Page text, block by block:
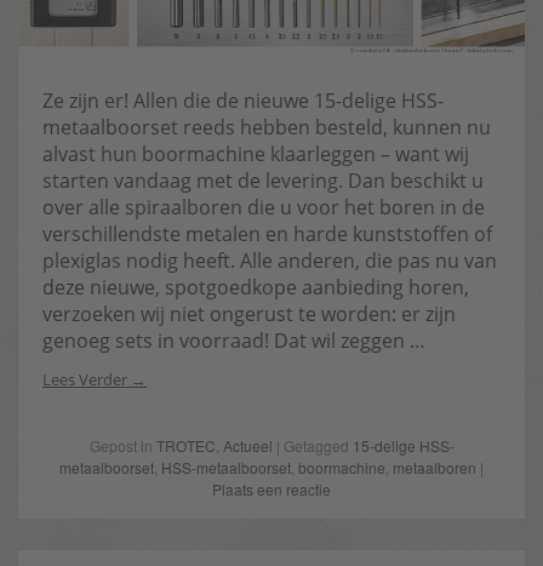
Ze zijn er! Allen die de nieuwe 15-delige HSS-
metaalboorset reeds hebben besteld, kunnen nu
alvast hun boormachine klaarleggen – want wij
starten vandaag met de levering. Dan beschikt u
over alle spiraalboren die u voor het boren in de
verschillendste metalen en harde kunststoffen of
plexiglas nodig heeft. Alle anderen, die pas nu van
deze nieuwe, spotgoedkope aanbieding horen,
verzoeken wij niet ongerust te worden: er zijn
genoeg sets in voorraad! Dat wil zeggen …
Lees Verder
Gepost in TROTEC Actueel | Getagged 15-delige HSS-
metaalboorset HSS-metaalboorset boormachine metaalboren |
Plaats een reactie